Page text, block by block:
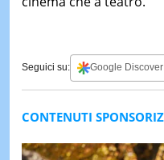
Seguici su: Google Discover